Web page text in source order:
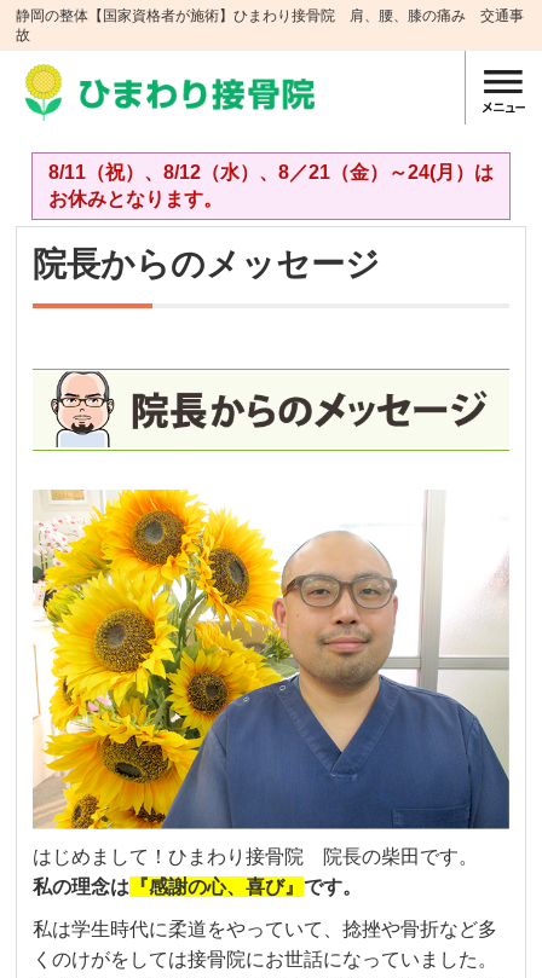
静岡の整体【国家資格者が施術】ひまわり接骨院 肩、腰、膝の痛み 交通事
故
8/11（祝）、8/12（水）、8／21（金）～24(月）は
お休みとなります。
院長からのメッセージ
はじめまして！ひまわり接骨院 院長の柴田です。
私の理念は 『感謝の心、喜び』です。
私は学生時代に柔道をやっていて、捻挫や骨折など多
くのけがをしては接骨院にお世話になっていました。